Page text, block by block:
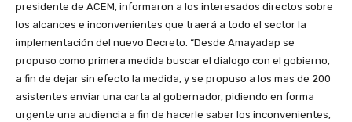
presidente de ACEM, informaron a los interesados directos sobre
los alcances e inconvenientes que traerá a todo el sector la
implementación del nuevo Decreto. “Desde Amayadap se
propuso como primera medida buscar el dialogo con el gobierno,
a fin de dejar sin efecto la medida, y se propuso a los mas de 200
asistentes enviar una carta al gobernador, pidiendo en forma
urgente una audiencia a fin de hacerle saber los inconvenientes,